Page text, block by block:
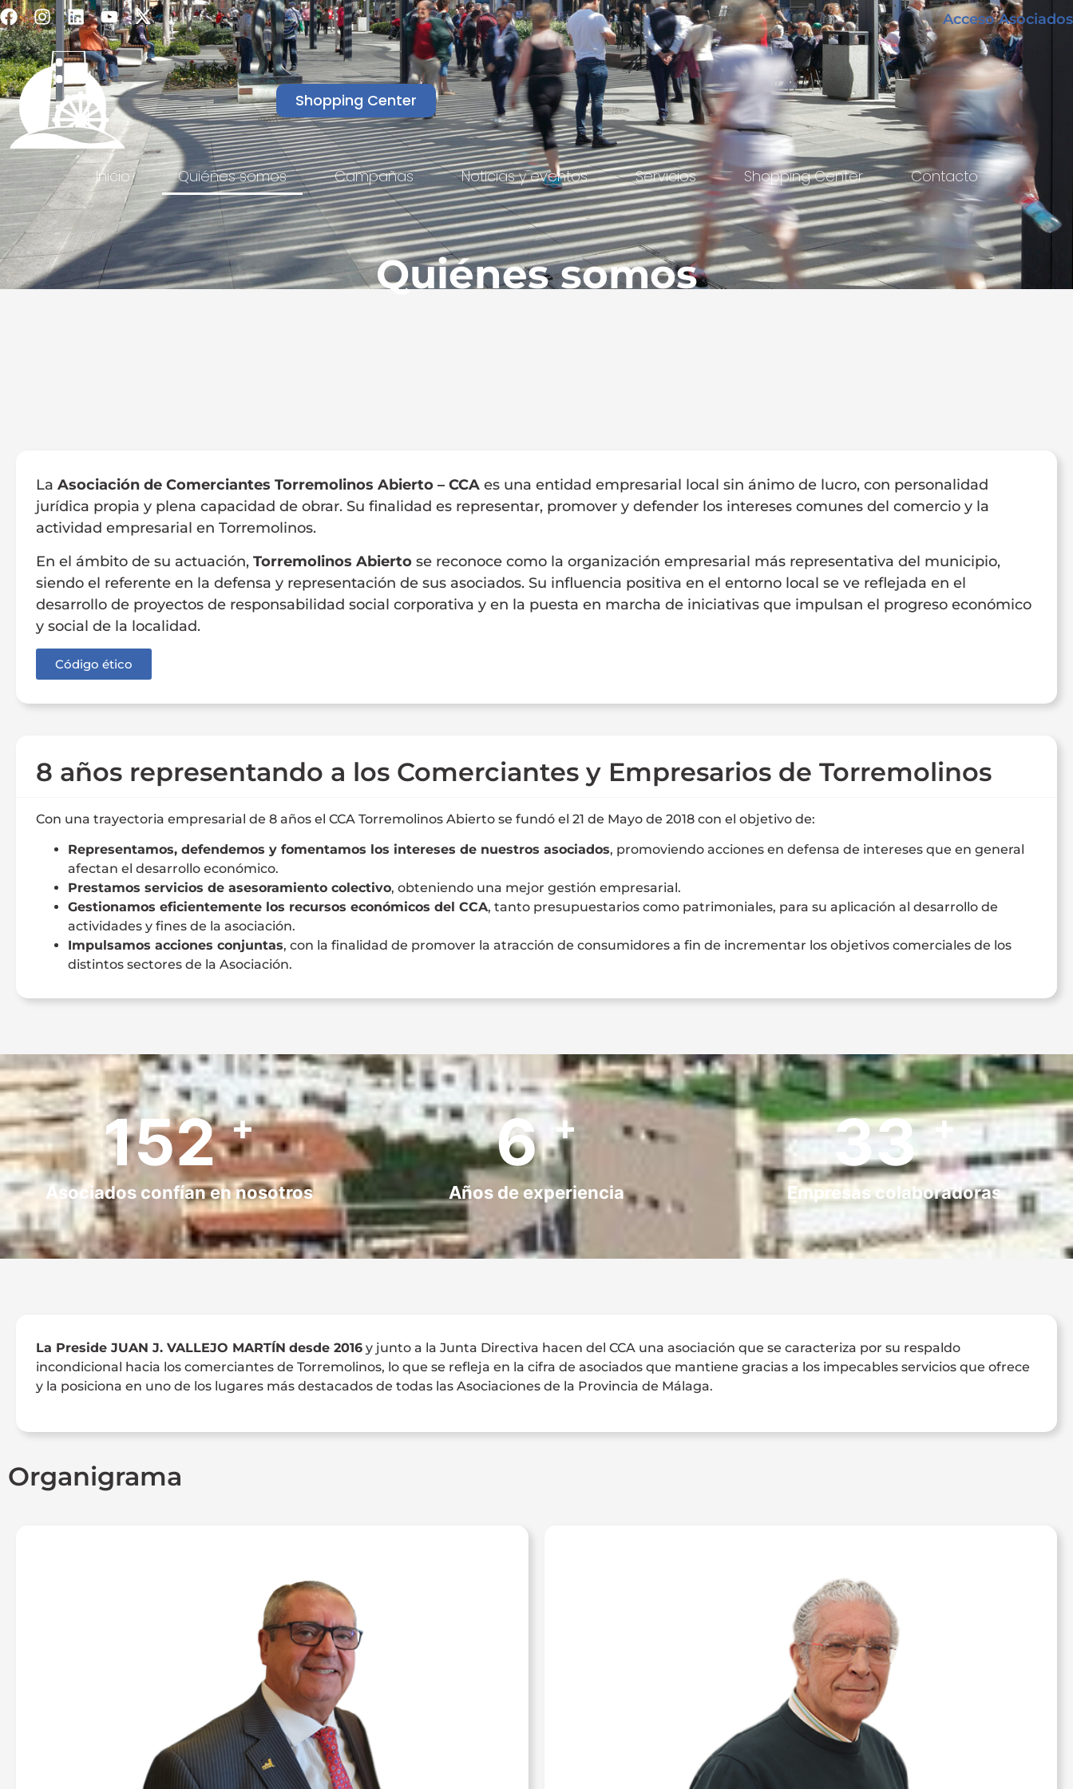
Acceso Asociados
Shopping Center
Inicio Quiénes somos Campañas Noticias y eventos Servicios Shopping Center Contacto
Quiénes somos
La Asociación de Comerciantes Torremolinos Abierto – CCA es una entidad empresarial local sin ánimo de lucro, con personalidad
jurídica propia y plena capacidad de obrar. Su finalidad es representar, promover y defender los intereses comunes del comercio y la
actividad empresarial en Torremolinos.
En el ámbito de su actuación, Torremolinos Abierto se reconoce como la organización empresarial más representativa del municipio,
siendo el referente en la defensa y representación de sus asociados. Su influencia positiva en el entorno local se ve reflejada en el
desarrollo de proyectos de responsabilidad social corporativa y en la puesta en marcha de iniciativas que impulsan el progreso económico
y social de la localidad.
Código ético
8 años representando a los Comerciantes y Empresarios de Torremolinos
Con una trayectoria empresarial de 8 años el CCA Torremolinos Abierto se fundó el 21 de Mayo de 2018 con el objetivo de:
Representamos, defendemos y fomentamos los intereses de nuestros asociados, promoviendo acciones en defensa de intereses que en general
afectan el desarrollo económico.
Prestamos servicios de asesoramiento colectivo, obteniendo una mejor gestión empresarial.
Gestionamos eficientemente los recursos económicos del CCA, tanto presupuestarios como patrimoniales, para su aplicación al desarrollo de
actividades y fines de la asociación.
Impulsamos acciones conjuntas, con la finalidad de promover la atracción de consumidores a fin de incrementar los objetivos comerciales de los
distintos sectores de la Asociación.
180 +
Asociados confían en nosotros
8 +
Años de experiencia
40 +
Empresas colaboradoras
La Preside JUAN J. VALLEJO MARTÍN desde 2016 y junto a la Junta Directiva hacen del CCA una asociación que se caracteriza por su respaldo
incondicional hacia los comerciantes de Torremolinos, lo que se refleja en la cifra de asociados que mantiene gracias a los impecables servicios que ofrece
y la posiciona en uno de los lugares más destacados de todas las Asociaciones de la Provincia de Málaga.
Organigrama